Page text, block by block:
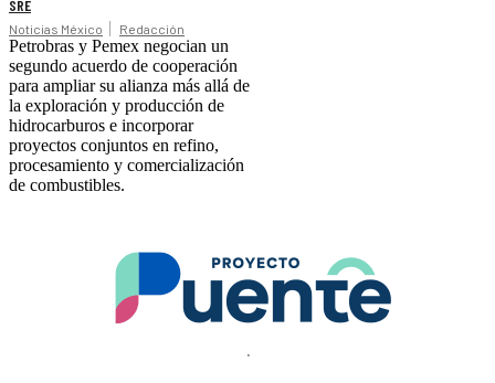
SRE
Noticias México Redacción
Petrobras y Pemex negocian un
segundo acuerdo de cooperación
para ampliar su alianza más allá de
la exploración y producción de
hidrocarburos e incorporar
proyectos conjuntos en refino,
procesamiento y comercialización
de combustibles.
.